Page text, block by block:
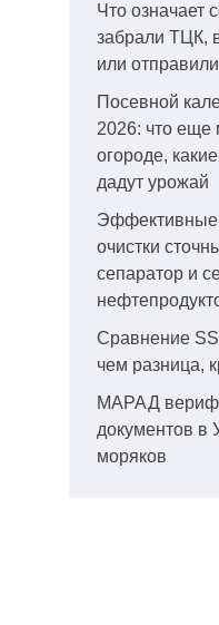
Что означает
забрали ТЦК,
или
Посевной
2026: что еще
огороде,
дадут урожай
очистки
сепаратор и
Сравнение
чем разница,
МАРАД
документов в
моряков